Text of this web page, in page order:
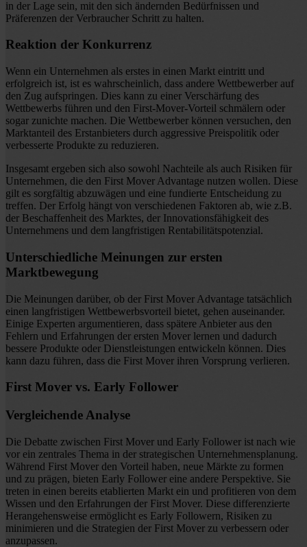
in der Lage sein, mit den sich ändernden Bedürfnissen und
Präferenzen der Verbraucher Schritt zu halten.
Reaktion der Konkurrenz
Wenn ein Unternehmen als erstes in einen Markt eintritt und
erfolgreich ist, ist es wahrscheinlich, dass andere Wettbewerber auf
den Zug aufspringen. Dies kann zu einer Verschärfung des
Wettbewerbs führen und den First-Mover-Vorteil schmälern oder
sogar zunichte machen. Die Wettbewerber können versuchen, den
Marktanteil des Erstanbieters durch aggressive Preispolitik oder
verbesserte Produkte zu reduzieren.
Insgesamt ergeben sich also sowohl Nachteile als auch Risiken für
Unternehmen, die den First Mover Advantage nutzen wollen. Diese
gilt es sorgfältig abzuwägen und eine fundierte Entscheidung zu
treffen. Der Erfolg hängt von verschiedenen Faktoren ab, wie z.B.
der Beschaffenheit des Marktes, der Innovationsfähigkeit des
Unternehmens und dem langfristigen Rentabilitätspotenzial.
Unterschiedliche Meinungen zur ersten
Marktbewegung
Die Meinungen darüber, ob der First Mover Advantage tatsächlich
einen langfristigen Wettbewerbsvorteil bietet, gehen auseinander.
Einige Experten argumentieren, dass spätere Anbieter aus den
Fehlern und Erfahrungen der ersten Mover lernen und dadurch
bessere Produkte oder Dienstleistungen entwickeln können. Dies
kann dazu führen, dass die First Mover ihren Vorsprung verlieren.
First Mover vs. Early Follower
Vergleichende Analyse
Die Debatte zwischen First Mover und Early Follower ist nach wie
vor ein zentrales Thema in der strategischen Unternehmensplanung.
Während First Mover den Vorteil haben, neue Märkte zu formen
und zu prägen, bieten Early Follower eine andere Perspektive. Sie
treten in einen bereits etablierten Markt ein und profitieren von dem
Wissen und den Erfahrungen der First Mover. Diese differenzierte
Herangehensweise ermöglicht es Early Followern, Risiken zu
minimieren und die Strategien der First Mover zu verbessern oder
anzupassen.